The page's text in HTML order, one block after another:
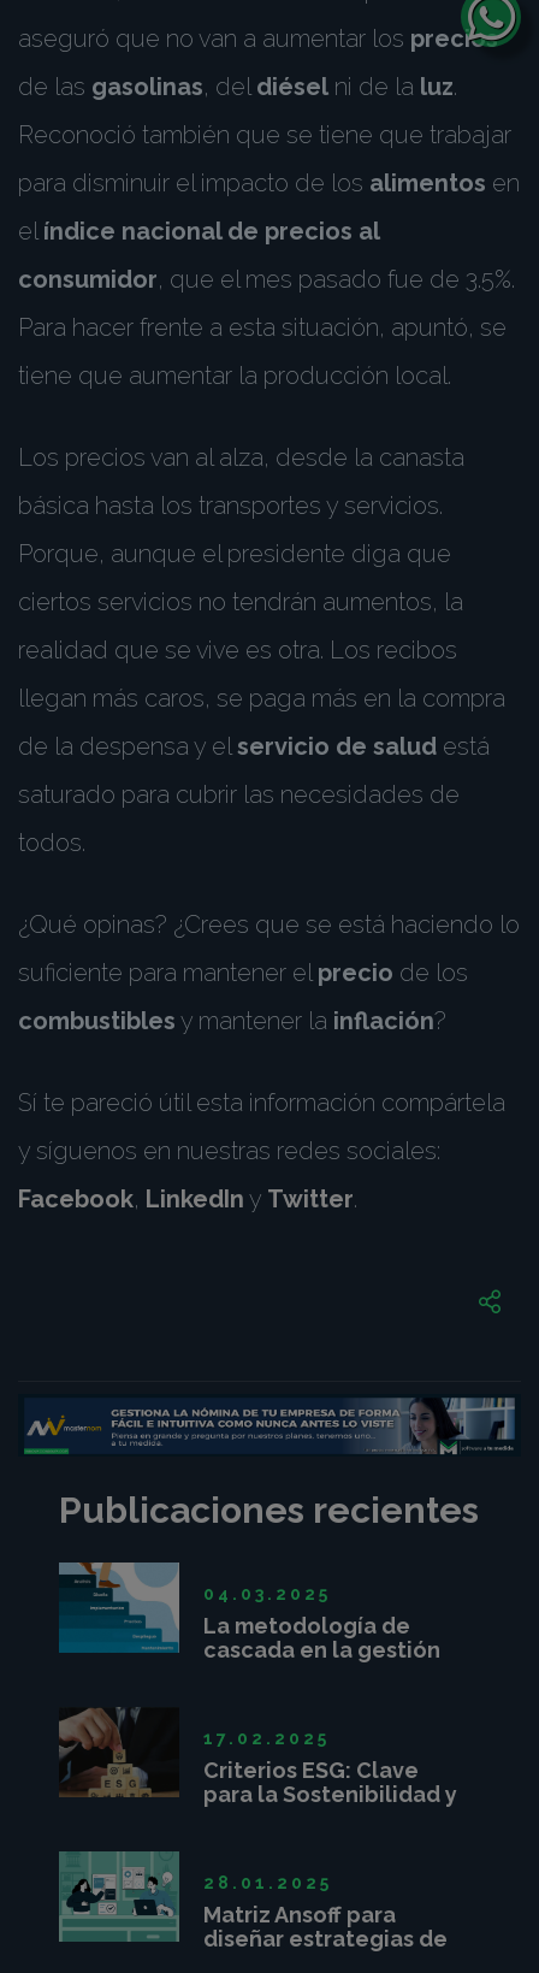
aseguró que no van a aumentar los precios
de las gasolinas, del diésel ni de la luz.
Reconoció también que se tiene que trabajar
para disminuir el impacto de los alimentos en
el índice nacional de precios al
consumidor, que el mes pasado fue de 3.5%.
Para hacer frente a esta situación, apuntó, se
tiene que aumentar la producción local.
Los precios van al alza, desde la canasta
básica hasta los transportes y servicios.
Porque, aunque el presidente diga que
ciertos servicios no tendrán aumentos, la
realidad que se vive es otra. Los recibos
llegan más caros, se paga más en la compra
de la despensa y elservicio de salud está
saturado para cubrir las necesidades de
todos.
¿Qué opinas? ¿Crees que se está haciendo lo
suficiente para mantener el precio de los
combustibles y mantener la inflación?
Sí te pareció útil esta información compártela
y síguenos en nuestras redes sociales:
Facebook, LinkedIn y Twitter.
Publicaciones recientes
La metodología de
cascada en la gestión
04.03.2025
Criterios ESG: Clave
para la Sostenibilidad y
17.02.2025
Matriz Ansoff para
diseñar estrategias de
28.01.2025